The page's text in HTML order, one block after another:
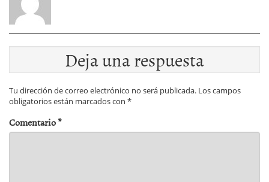
Deja una respuesta
Tu dirección de correo electrónico no será publicada. Los campos
obligatorios están marcados con *
Comentario*